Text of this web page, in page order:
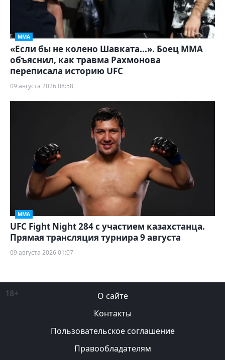
ММА
«Если бы не колено Шавката...». Боец ММА
объяснил, как травма Рахмонова
переписала историю UFC
09 августа 2026 08:58
ММА
UFC Fight Night 284 с участием казахстанца.
Прямая трансляция турнира 9 августа
09 августа 2026 01:07
18+
О сайте
Контакты
Пользовательское соглашение
Правообладателям